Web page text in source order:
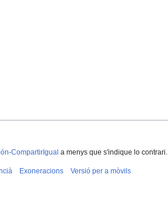
CompartirIgual a menys que s'indique lo contrari.
Exoneracions Versió per a mòvils